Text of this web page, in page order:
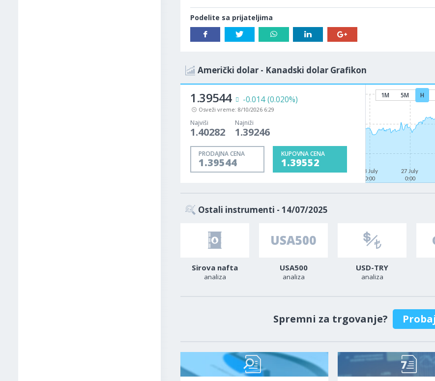
Podelite sa prijateljima
Američki dolar - Kanadski dolar Grafikon
1.39544 -0.014 (0.020%)
Osveži vreme: 8/10/2026 6:29
Najviši
1.40282
Najniži
1.39246
PRODAJNA CENA
1.39544
KUPOVNA CENA
1.39552
1M 5M H
23 July
0:00
27 July
0:00
Ostali instrumenti - 14/07/2025
Sirova nafta
analiza
USA500
analiza
USD-TRY
analiza
Spremni za trgovanje?